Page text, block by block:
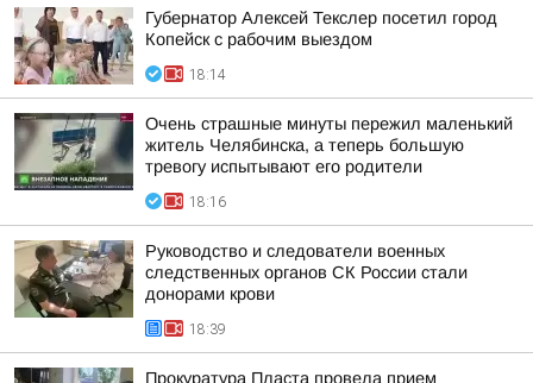
Губернатор Алексей Текслер посетил город
Копейск с рабочим выездом
18:14
Очень страшные минуты пережил маленький
житель Челябинска, а теперь большую
тревогу испытывают его родители
18:16
Руководство и следователи военных
следственных органов СК России стали
донорами крови
18:39
Прокуратура Пласта провела прием